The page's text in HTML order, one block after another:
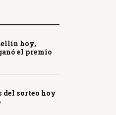
hoy,
el premio
del sorteo hoy